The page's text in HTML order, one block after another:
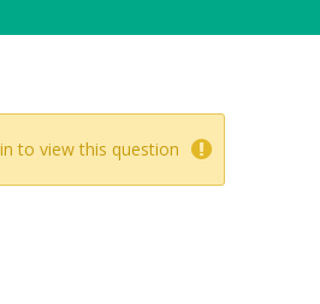
to view this question